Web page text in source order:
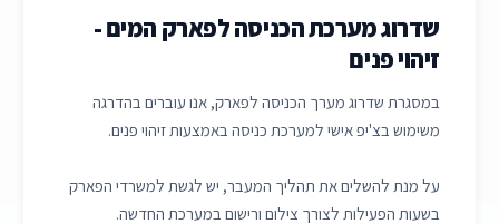
שדרוג מערכת הכניסה לפארק המים -
זיהוי פנים
במסגרת שדרוג מערך הכניסה לפארק, אנו עוברים בהדרגה
משימוש בצ'יפ אישי למערכת כניסה באמצעות זיהוי פנים.
על מנת להשלים את תהליך המעבר, יש לגשת למשרדי הפארק
בשעות הפעילות לצורך צילום ורישום במערכת החדשה.